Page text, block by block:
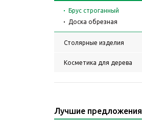
Брус строганный
Доска обрезная
Столярные изделия
Косметика для дерева
Лучшие предложения